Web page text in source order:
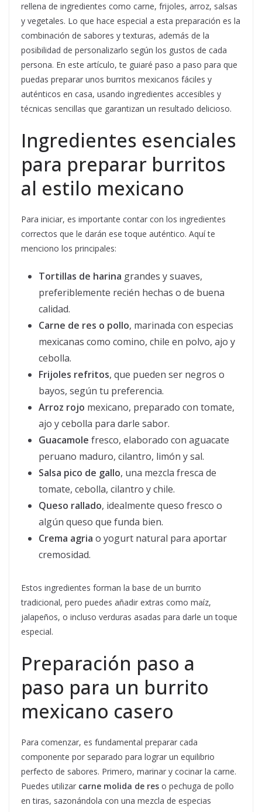
rellena de ingredientes como carne, frijoles, arroz, salsas
y vegetales. Lo que hace especial a esta preparación es la
combinación de sabores y texturas, además de la
posibilidad de personalizarlo según los gustos de cada
persona. En este artículo, te guiaré paso a paso para que
puedas preparar unos burritos mexicanos fáciles y
auténticos en casa, usando ingredientes accesibles y
técnicas sencillas que garantizan un resultado delicioso.
Ingredientes esenciales
para preparar burritos
al estilo mexicano
Para iniciar, es importante contar con los ingredientes
correctos que le darán ese toque auténtico. Aquí te
menciono los principales:
Tortillas de harina grandes y suaves,
preferiblemente recién hechas o de buena
calidad.
Carne de res o pollo, marinada con especias
mexicanas como comino, chile en polvo, ajo y
cebolla.
Frijoles refritos, que pueden ser negros o
bayos, según tu preferencia.
Arroz rojo mexicano, preparado con tomate,
ajo y cebolla para darle sabor.
Guacamole fresco, elaborado con aguacate
peruano maduro, cilantro, limón y sal.
Salsa pico de gallo, una mezcla fresca de
tomate, cebolla, cilantro y chile.
Queso rallado, idealmente queso fresco o
algún queso que funda bien.
Crema agria o yogurt natural para aportar
cremosidad.
Estos ingredientes forman la base de un burrito
tradicional, pero puedes añadir extras como maíz,
jalapeños, o incluso verduras asadas para darle un toque
especial.
Preparación paso a
paso para un burrito
mexicano casero
Para comenzar, es fundamental preparar cada
componente por separado para lograr un equilibrio
perfecto de sabores. Primero, marinar y cocinar la carne.
Puedes utilizar carne molida de res o pechuga de pollo
en tiras, sazonándola con una mezcla de especias